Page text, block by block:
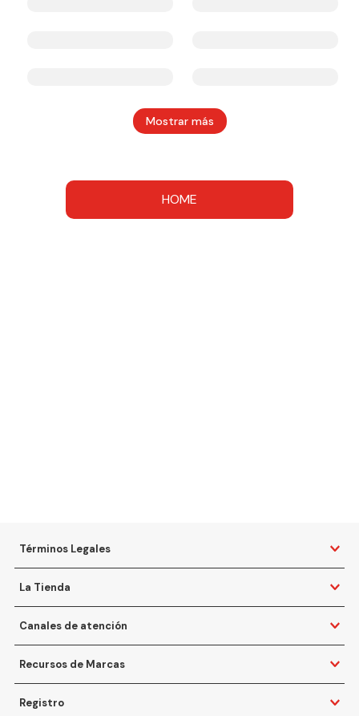
Mostrar más
HOME
Términos Legales
La Tienda
Canales de atención
Recursos de Marcas
Registro